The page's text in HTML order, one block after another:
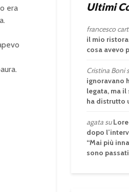
era
Ultimi
francesco
il mio
cosa avevo
Cristina Boni
ignoravano
legata, ma
ha distrutto
agatasu
dopo
“Mai più
sono